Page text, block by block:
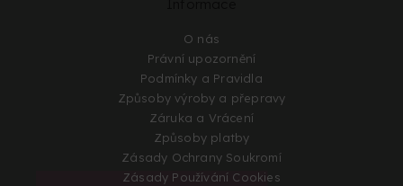
O nás
Právní upozornění
Podmínky a Pravidla
Způsoby výroby a přepravy
Záruka a Vrácení
Způsoby platby
Zásady Ochrany Soukromí
Zásady Používání Cookies